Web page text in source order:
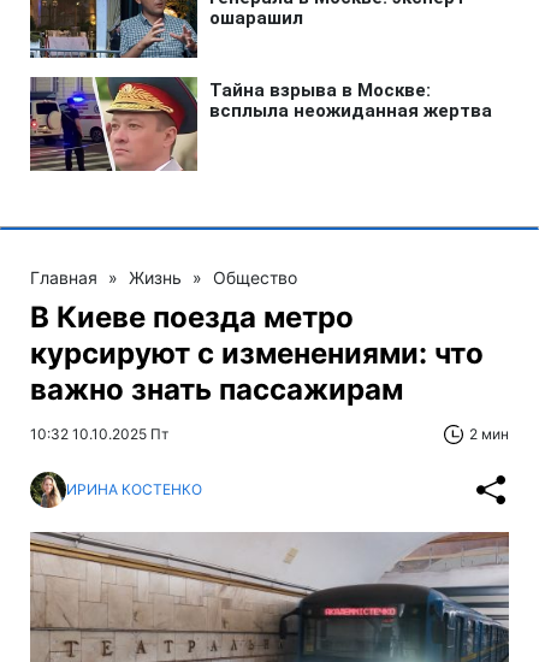
Главная » Жизнь » Общество
В Киеве поезда метро
курсируют с изменениями: что
важно знать пассажирам
10:32 10.10.2025 Пт 2 мин
ИРИНА КОСТЕНКО